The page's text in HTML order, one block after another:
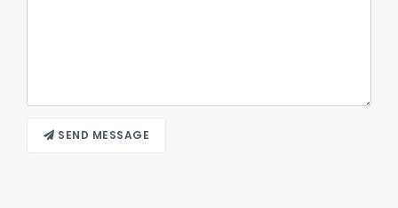
SEND MESSAGE